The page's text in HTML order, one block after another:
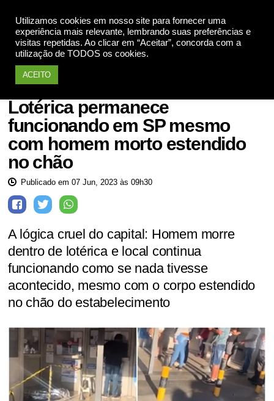
Utilizamos cookies em nosso site para fornecer uma
experiência mais relevante, lembrando suas preferências e
visitas repetidas. Ao clicar em “Aceitar”, concorda com a
utilização de TODOS os cookies.
ACEITO
Notícias
Lotérica permanece
funcionando em SP mesmo
com homem morto estendido
no chão
Publicado em 07 Jun, 2023 às 09h30
A lógica cruel do capital: Homem morre
dentro de lotérica e local continua
funcionando como se nada tivesse
acontecido, mesmo com o corpo estendido
no chão do estabelecimento